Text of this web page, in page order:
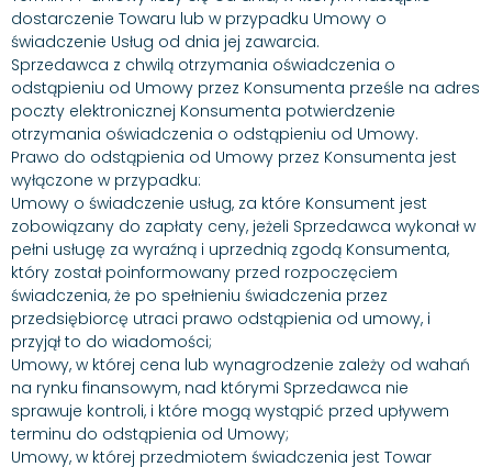
dostarczenie Towaru lub w przypadku Umowy o
świadczenie Usług od dnia jej zawarcia.
Sprzedawca z chwilą otrzymania oświadczenia o
odstąpieniu od Umowy przez Konsumenta prześle na adres
poczty elektronicznej Konsumenta potwierdzenie
otrzymania oświadczenia o odstąpieniu od Umowy.
Prawo do odstąpienia od Umowy przez Konsumenta jest
wyłączone w przypadku:
Umowy o świadczenie usług, za które Konsument jest
zobowiązany do zapłaty ceny, jeżeli Sprzedawca wykonał w
pełni usługę za wyraźną i uprzednią zgodą Konsumenta,
który został poinformowany przed rozpoczęciem
świadczenia, że po spełnieniu świadczenia przez
przedsiębiorcę utraci prawo odstąpienia od umowy, i
przyjął to do wiadomości;
Umowy, w której cena lub wynagrodzenie zależy od wahań
na rynku finansowym, nad którymi Sprzedawca nie
sprawuje kontroli, i które mogą wystąpić przed upływem
terminu do odstąpienia od Umowy;
Umowy, w której przedmiotem świadczenia jest Towar